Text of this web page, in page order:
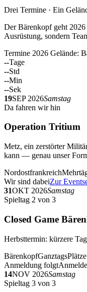
Drei Termine · Ein
Der Bärenkopf geht
Ausrüstung, sondern
Termine 2026 Gelände:
--Tage
--Std
--Min
--Sek
19SEP 2026Samstag
Da fahren wir hin
Operation Tritium
Metz, ein zerstörter
kann — genau unser
Nordostfrankreich
Wir sind dabeiZur
31OKT 2026Samstag
Spieltag 2 von 3
Closed Game
Herbsttermin: kürzere
BärenkopfGanztags
Anmeldung folgt
14NOV 2026Samstag
Spieltag 3 von 3